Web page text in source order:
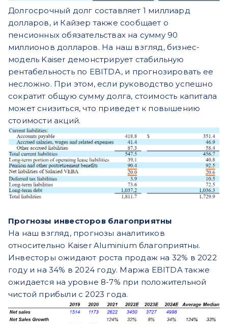
Долгосрочный долг составляет 1 миллиард
долларов, и Кайзер также сообщает о
пенсионных обязательствах на сумму 90
миллионов долларов. На наш взгляд, бизнес-
модель Kaiser демонстрирует стабильную
рентабельность по EBITDA, и прогнозировать ее
несложно. При этом, если руководство успешно
сократит общую сумму долга, стоимость капитала
может снизиться, что приведет к повышению
стоимости акций.
Прогнозы инвесторов благоприятны
На наш взгляд, прогнозы аналитиков
относительно Kaiser Aluminium благоприятны.
Инвесторы ожидают роста продаж на 32% в 2022
году и на 34% в 2024 году. Маржа EBITDA также
ожидается на уровне 8-7% при положительной
чистой прибыли с 2023 года.